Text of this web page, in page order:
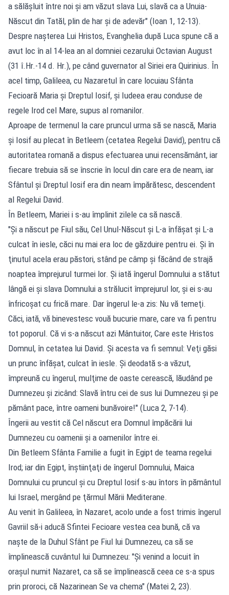
a sălăşluit între noi şi am văzut slava Lui, slavă ca a Unuia-
Născut din Tatăl, plin de har şi de adevăr" (Ioan 1, 12-13).
Despre naşterea Lui Hristos, Evanghelia după Luca spune că a
avut loc în al 14-lea an al domniei cezarului Octavian August
(31 î.Hr.-14 d. Hr.), pe când guvernator al Siriei era Quirinius. În
acel timp, Galileea, cu Nazaretul în care locuiau Sfânta
Fecioară Maria şi Dreptul Iosif, şi Iudeea erau conduse de
regele Irod cel Mare, supus al romanilor.
Aproape de termenul la care pruncul urma să se nască, Maria
şi Iosif au plecat în Betleem (cetatea Regelui David), pentru că
autoritatea romană a dispus efectuarea unui recensământ, iar
fiecare trebuia să se înscrie în locul din care era de neam, iar
Sfântul şi Dreptul Iosif era din neam împărătesc, descendent
al Regelui David.
În Betleem, Mariei i s-au împlinit zilele ca să nască.
"Şi a născut pe Fiul său, Cel Unul-Născut şi L-a înfăşat şi L-a
culcat în iesle, căci nu mai era loc de găzduire pentru ei. Şi în
ţinutul acela erau păstori, stând pe câmp şi făcând de strajă
noaptea împrejurul turmei lor. Şi iată îngerul Domnului a stătut
lângă ei şi slava Domnului a strălucit împrejurul lor, şi ei s-au
înfricoşat cu frică mare. Dar îngerul le-a zis: Nu vă temeţi.
Căci, iată, vă binevestesc vouă bucurie mare, care va fi pentru
tot poporul. Că vi s-a născut azi Mântuitor, Care este Hristos
Domnul, în cetatea lui David. Şi acesta va fi semnul: Veţi găsi
un prunc înfăşat, culcat în iesle. Şi deodată s-a văzut,
împreună cu îngerul, mulţime de oaste cerească, lăudând pe
Dumnezeu şi zicând: Slavă întru cei de sus lui Dumnezeu şi pe
pământ pace, între oameni bunăvoire!" (Luca 2, 7-14).
Îngerii au vestit că Cel născut era Domnul împăcării lui
Dumnezeu cu oamenii şi a oamenilor între ei.
Din Betleem Sfânta Familie a fugit în Egipt de teama regelui
Irod; iar din Egipt, înştiinţaţi de îngerul Domnului, Maica
Domnului cu pruncul şi cu Dreptul Iosif s-au întors în pământul
lui Israel, mergând pe ţărmul Mării Mediterane.
Au venit în Galileea, în Nazaret, acolo unde a fost trimis îngerul
Gavriil să-i aducă Sfintei Fecioare vestea cea bună, că va
naşte de la Duhul Sfânt pe Fiul lui Dumnezeu, ca să se
împlinească cuvântul lui Dumnezeu: "Şi venind a locuit în
oraşul numit Nazaret, ca să se împlinească ceea ce s-a spus
prin proroci, că Nazarinean Se va chema" (Matei 2, 23).